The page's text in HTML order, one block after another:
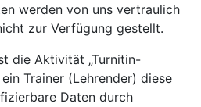
werden von uns vertraulich
zur Verfügung gestellt.
die Aktivität „Turnitin-
Trainer (Lehrender) diese
Daten durch